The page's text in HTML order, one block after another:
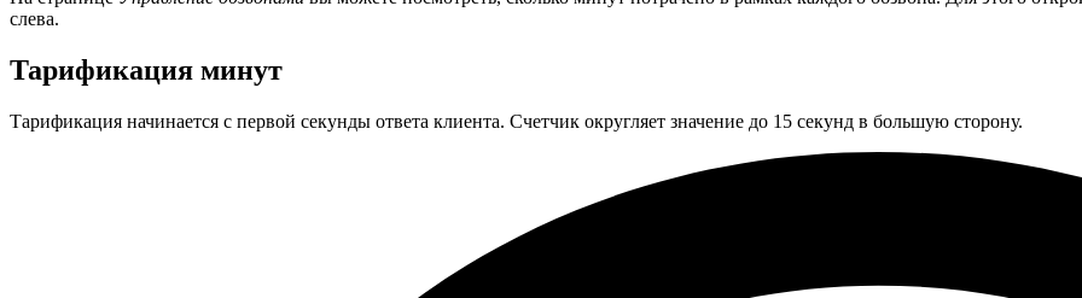
слева.
Тарификация минут
Тарификация начинается с первой секунды ответа клиента. Счетчик округляет значение до 15 секунд в большую сторону.